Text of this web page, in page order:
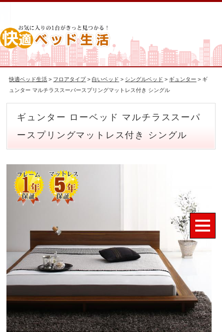
快適ベッド生活 > フロアタイプ >白いベッド > シングルベッド > ギュンター > ギ
ュンター マルチラススーパースプリングマットレス付き シングル
ギュンター ローベッド マルチラススーパ
ースプリングマットレス付き シングル